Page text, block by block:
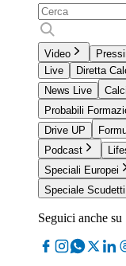
Video
Live
Diretta
News Live
Probabili
Drive UP
Podcast
Speciali Europei
Speciale Scudetti
Seguici anche su